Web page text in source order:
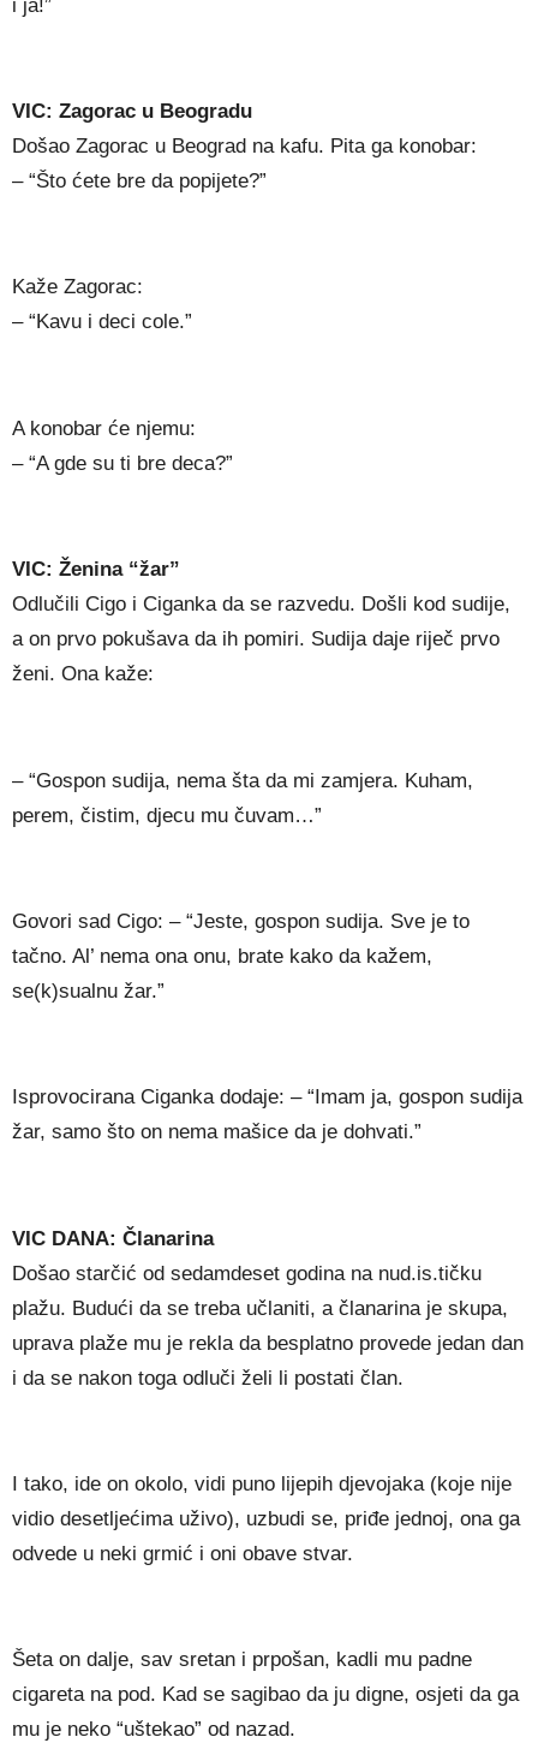
i ja!”
VIC: Zagorac u Beogradu
Došao Zagorac u Beograd na kafu. Pita ga konobar:
– “Što ćete bre da popijete?”
Kaže Zagorac:
– “Kavu i deci cole.”
A konobar će njemu:
– “A gde su ti bre deca?”
VIC: Ženina “žar”
Odlučili Cigo i Ciganka da se razvedu. Došli kod sudije,
a on prvo pokušava da ih pomiri. Sudija daje riječ prvo
ženi. Ona kaže:
– “Gospon sudija, nema šta da mi zamjera. Kuham,
perem, čistim, djecu mu čuvam…”
Govori sad Cigo: – “Jeste, gospon sudija. Sve je to
tačno. Al’ nema ona onu, brate kako da kažem,
se(k)sualnu žar.”
Isprovocirana Ciganka dodaje: – “Imam ja, gospon sudija
žar, samo što on nema mašice da je dohvati.”
VIC DANA: Članarina
Došao starčić od sedamdeset godina na nud.is.tičku
plažu. Budući da se treba učlaniti, a članarina je skupa,
uprava plaže mu je rekla da besplatno provede jedan dan
i da se nakon toga odluči želi li postati član.
I tako, ide on okolo, vidi puno lijepih djevojaka (koje nije
vidio desetljećima uživo), uzbudi se, priđe jednoj, ona ga
odvede u neki grmić i oni obave stvar.
Šeta on dalje, sav sretan i prpošan, kadli mu padne
cigareta na pod. Kad se sagibao da ju digne, osjeti da ga
mu je neko “uštekao” od nazad.